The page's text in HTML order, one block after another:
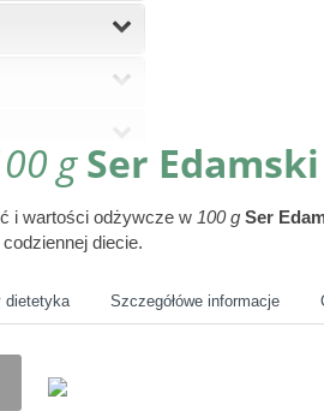
g Ser
i wartości odżywcze w 100 g Ser
diecie.
dietetyka Szczegółówe informacje